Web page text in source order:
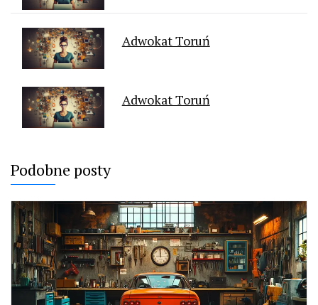
Adwokat Toruń
Adwokat Toruń
Podobne posty